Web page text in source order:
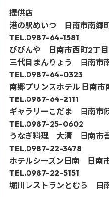
提供店
港の駅めいつ 日南市南郷
TEL.0987-64-1581
びびんや 日南市西町2丁
三代目まんりょう 日南市
TEL.0987-64-0323
南郷プリンスホテル 日南市
TEL.0987-64-2111
ギャラリーこだま 日南市
TEL.0987-25-0602
うなぎ料理 大清 日南市
TEL.0987-22-3478
ホテルシーズン日南 日南
TEL.0987-22-5151
堀川レストランとむら 日